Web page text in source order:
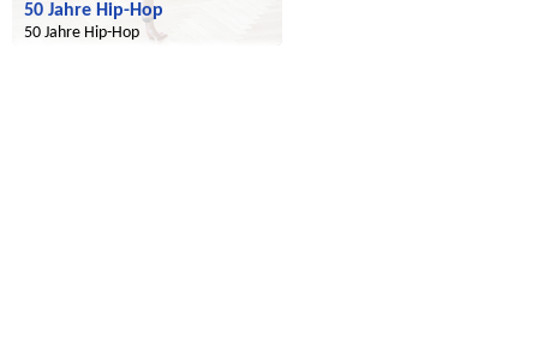
50 Jahre Hip-Hop
50 Jahre Hip-Hop